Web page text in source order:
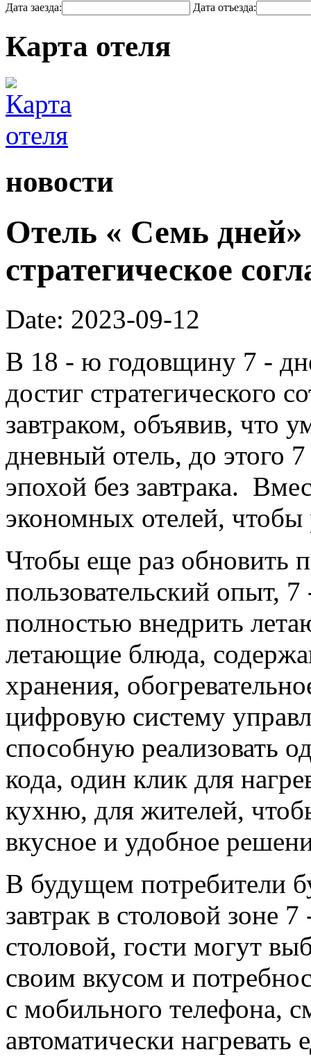
Дата заезда: Дата отъезда:
Карта отеля
новости
Отель « Семь
стратегическое
Date: 2023-09-12
В 18 - ю годовщину 7 -
достиг стратегического
завтраком, объявив, что
дневный отель, до этого
эпохой без завтрака.
экономных отелей, чтобы
Чтобы еще раз обновить
пользовательский опыт,
полностью внедрить
летающие блюда,
хранения,
цифровую систему
способную реализовать
кода, один клик для
кухню, для жителей,
вкусное и удобное
В будущем потребители
завтрак в столовой зоне
столовой, гости могут
своим вкусом и
с мобильного телефона,
автоматически